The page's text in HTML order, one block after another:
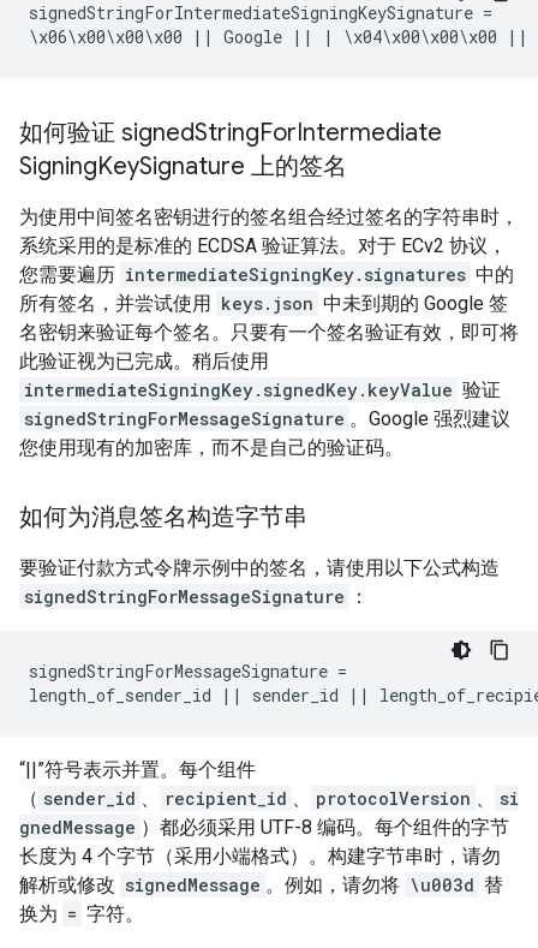
signedStringForIntermediateSigningKeySignature =
\x06\x00\x00\x00 || Google || | \x04\x00\x00\x00 || ECv2 ||
如何验证 signedStringForIntermediate
SigningKeySignature 上的签名
为使用中间签名密钥进行的签名组合经过签名的字符串时，
系统采用的是标准的 ECDSA 验证算法。对于 ECv2 协议，
您需要遍历 intermediateSigningKey.signatures 中的
所有签名，并尝试使用 keys.json 中未到期的 Google 签
名密钥来验证每个签名。只要有一个签名验证有效，即可将
此验证视为已完成。稍后使用
intermediateSigningKey.signedKey.keyValue 验证
signedStringForMessageSignature 。Google 强烈建议
您使用现有的加密库，而不是自己的验证码。
如何为消息签名构造字节串
要验证付款方式令牌示例中的签名，请使用以下公式构造
signedStringForMessageSignature
：
signedStringForMessageSignature =
length_of_sender_id || sender_id ||
“||”符号表示并置。每个组件
（ sender_id 、 recipient_id 、 protocolVersion 、
si
gnedMessage ）都必须采用 UTF-8 编码。每个组件的字节
长度为 4 个字节（采用小端格式）。构建字节串时，请勿
解析或修改 signedMessage 。例如，请勿将 \u003d 替
换为 = 字符。